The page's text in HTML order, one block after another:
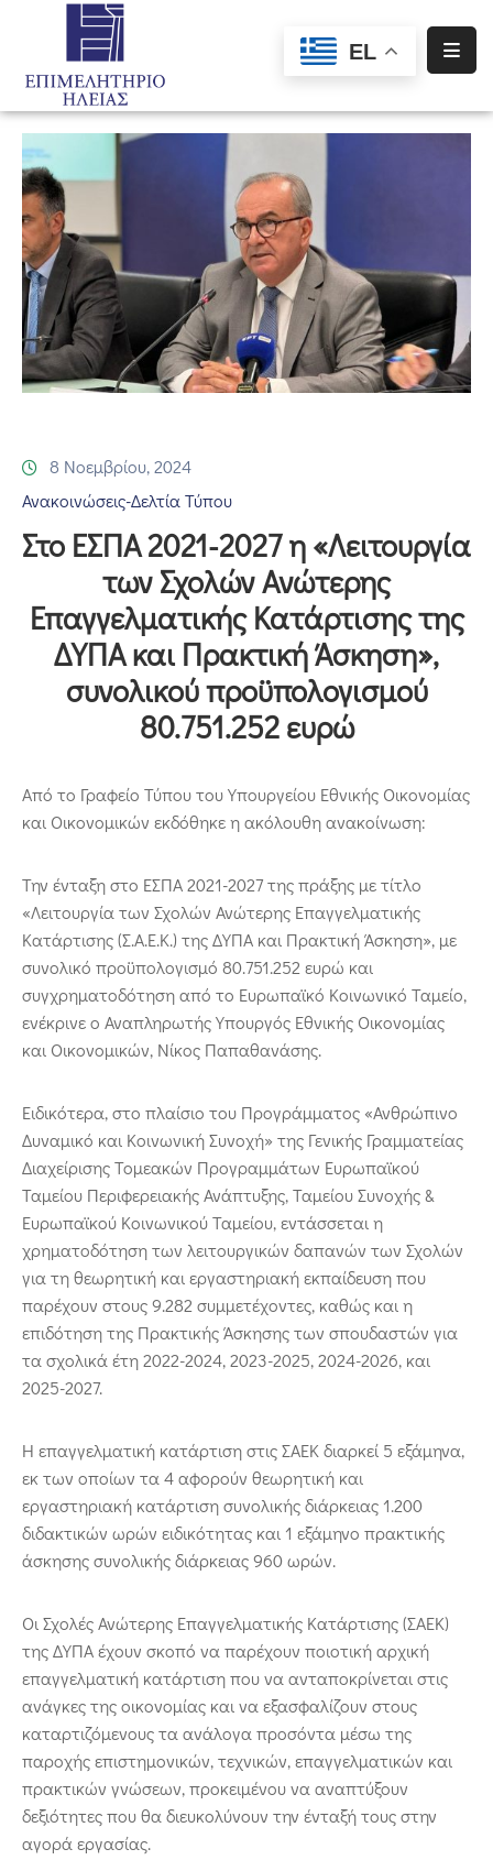
EL
Αρχική
Υπηρεσίες
Ενημέρωση
Σύλλογοι
–
Σωματεία
Ειδική
Πληροφόρηση
Επικοινωνία
8 Νοεμβρίου, 2024
Ανακοινώσεις-Δελτία Τύπου
Στο ΕΣΠΑ 2021-2027 η «Λειτουργία
των Σχολών Ανώτερης
Επαγγελματικής Κατάρτισης της
ΔΥΠΑ και Πρακτική Άσκηση»,
συνολικού προϋπολογισμού
80.751.252 ευρώ
Από το Γραφείο Τύπου του Υπουργείου Εθνικής Οικονομίας
και Οικονομικών εκδόθηκε η ακόλουθη ανακοίνωση:
Την ένταξη στο ΕΣΠΑ 2021-2027 της πράξης με τίτλο
«Λειτουργία των Σχολών Ανώτερης Επαγγελματικής
Κατάρτισης (Σ.Α.Ε.Κ.) της ΔΥΠΑ και Πρακτική Άσκηση», με
συνολικό προϋπολογισμό 80.751.252 ευρώ και
συγχρηματοδότηση από το Ευρωπαϊκό Κοινωνικό Ταμείο,
ενέκρινε ο Αναπληρωτής Υπουργός Εθνικής Οικονομίας
και Οικονομικών, Νίκος Παπαθανάσης.
Ειδικότερα, στο πλαίσιο του Προγράμματος «Ανθρώπινο
Δυναμικό και Κοινωνική Συνοχή» της Γενικής Γραμματείας
Διαχείρισης Τομεακών Προγραμμάτων Ευρωπαϊκού
Ταμείου Περιφερειακής Ανάπτυξης, Ταμείου Συνοχής &
Ευρωπαϊκού Κοινωνικού Ταμείου, εντάσσεται η
χρηματοδότηση των λειτουργικών δαπανών των Σχολών
για τη θεωρητική και εργαστηριακή εκπαίδευση που
παρέχουν στους 9.282 συμμετέχοντες, καθώς και η
επιδότηση της Πρακτικής Άσκησης των σπουδαστών για
τα σχολικά έτη 2022-2024, 2023-2025, 2024-2026, και
2025-2027.
Η επαγγελματική κατάρτιση στις ΣΑΕΚ διαρκεί 5 εξάμηνα,
εκ των οποίων τα 4 αφορούν θεωρητική και
εργαστηριακή κατάρτιση συνολικής διάρκειας 1.200
διδακτικών ωρών ειδικότητας και 1 εξάμηνο πρακτικής
άσκησης συνολικής διάρκειας 960 ωρών.
Οι Σχολές Ανώτερης Επαγγελματικής Κατάρτισης (ΣΑΕΚ)
της ΔΥΠΑ έχουν σκοπό να παρέχουν ποιοτική αρχική
επαγγελματική κατάρτιση που να ανταποκρίνεται στις
ανάγκες της οικονομίας και να εξασφαλίζουν στους
καταρτιζόμενους τα ανάλογα προσόντα μέσω της
παροχής επιστημονικών, τεχνικών, επαγγελματικών και
πρακτικών γνώσεων, προκειμένου να αναπτύξουν
δεξιότητες που θα διευκολύνουν την ένταξή τους στην
αγορά εργασίας.